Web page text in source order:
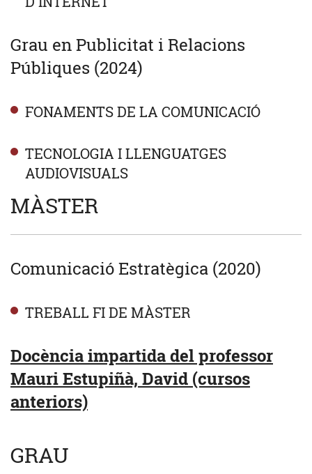
Grau en Publicitat i Relacions
Públiques (2024)
FONAMENTS DE LA COMUNICACIÓ
TECNOLOGIA I LLENGUATGES
AUDIOVISUALS
MÀSTER
Comunicació Estratègica (2020)
TREBALL FI DE MÀSTER
Docència impartida del professor
Mauri Estupiñà, David (cursos
anteriors)
GRAU